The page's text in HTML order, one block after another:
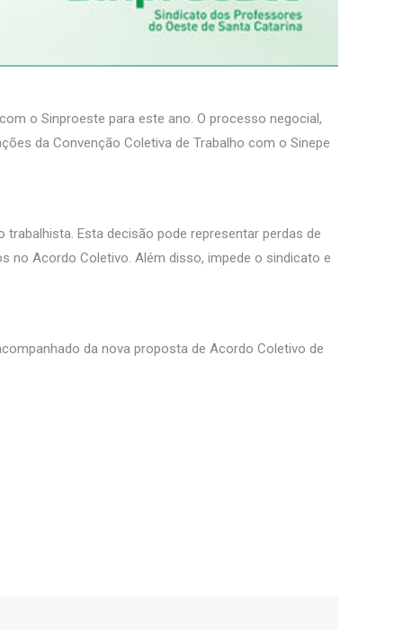
o Sinproeste para este ano. O processo negocial,
da Convenção Coletiva de Trabalho com o Sinepe
Esta decisão pode representar perdas de
no Acordo Coletivo. Além disso, impede o sindicato e
da nova proposta de Acordo Coletivo de